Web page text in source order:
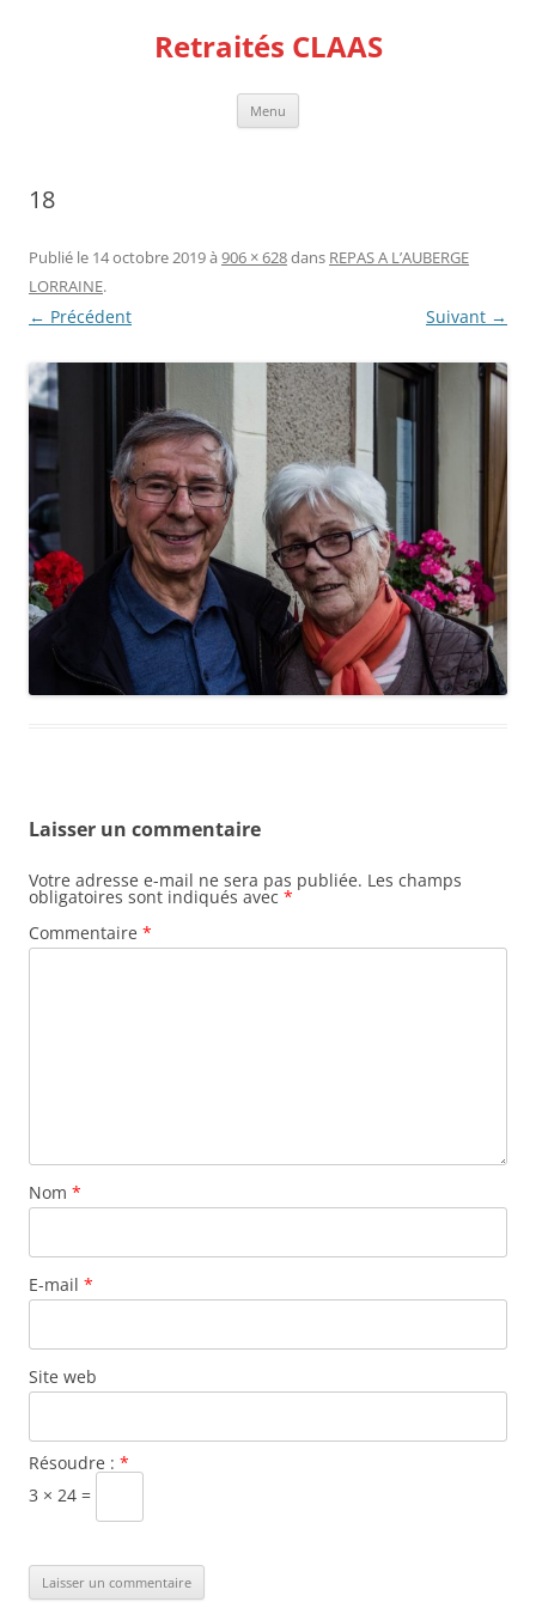
Retraités CLAAS
Menu
18
Publié le 14 octobre 2019à 906 × 628dans REPAS A L’AUBERGE
LORRAINE.
← Précédent Suivant →
Laisser un commentaire
Votre adresse e-mail ne sera pas publiée. Les champs
obligatoires sont indiqués avec *
Commentaire *
Nom *
E-mail *
Site web
Résoudre : *
3 × 24 =